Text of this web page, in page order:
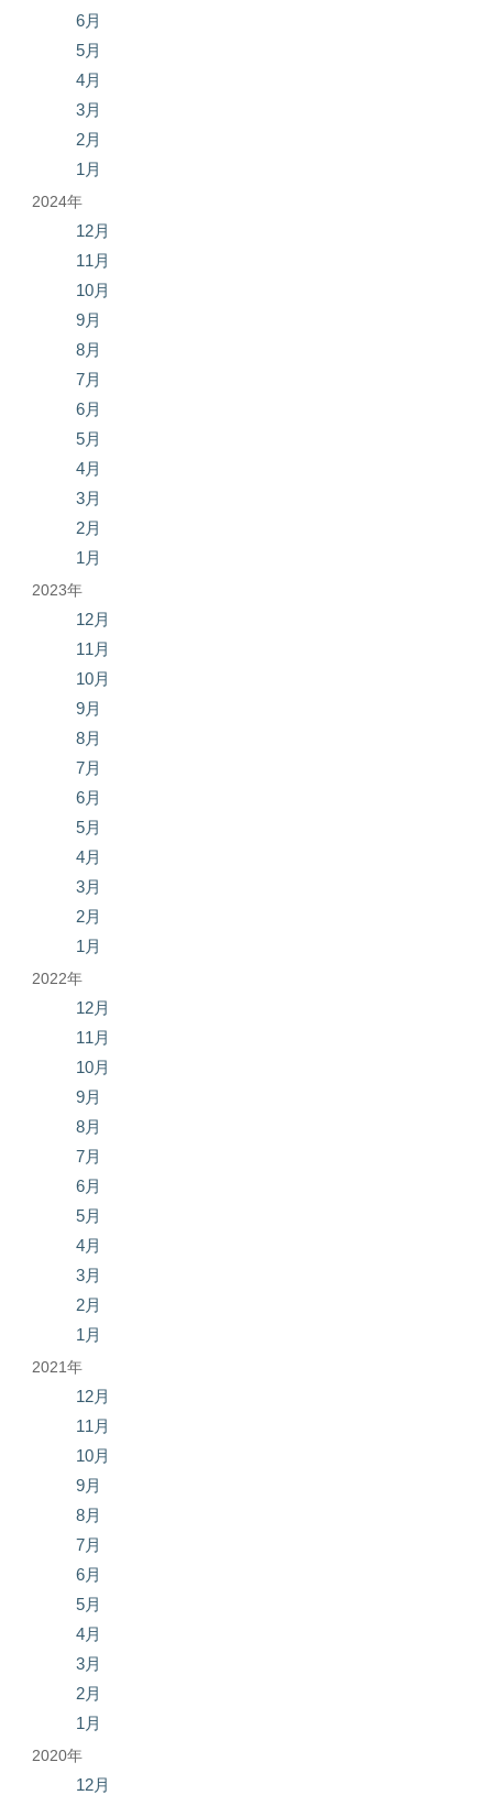
6月
5月
4月
3月
2月
1月
2024年
12月
11月
10月
9月
8月
7月
6月
5月
4月
3月
2月
1月
2023年
12月
11月
10月
9月
8月
7月
6月
5月
4月
3月
2月
1月
2022年
12月
11月
10月
9月
8月
7月
6月
5月
4月
3月
2月
1月
2021年
12月
11月
10月
9月
8月
7月
6月
5月
4月
3月
2月
1月
2020年
12月